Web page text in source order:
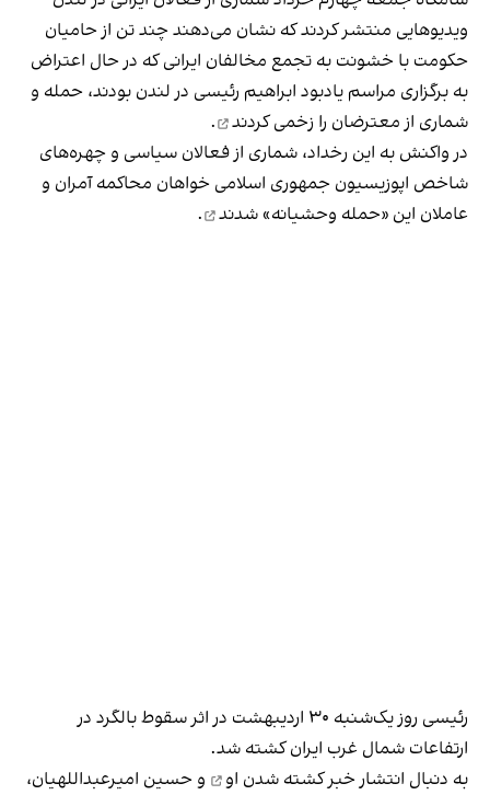
ویدیوهایی منتشر کردند که نشان می‌دهند چند تن از حامیان
حکومت با خشونت به تجمع مخالفان ایرانی که در حال اعتراض
به برگزاری مراسم یادبود ابراهیم رئیسی در لندن بودند، حمله و
شماری از معترضان را زخمی کردند
.
در واکنش به این رخداد، شماری از فعالان سیاسی و چهره‌های
شاخص اپوزیسیون جمهوری اسلامی خواهان محاکمه آمران و
عاملان این «حمله وحشیانه» شدند
.
رئیسی روز یک‌شنبه ۳۰ اردیبهشت‌ در اثر سقوط بالگرد در
ارتفاعات شمال غرب ایران کشته شد.
به دنبال انتشار خبرکشته شدن او
و حسین امیرعبداللهیان،